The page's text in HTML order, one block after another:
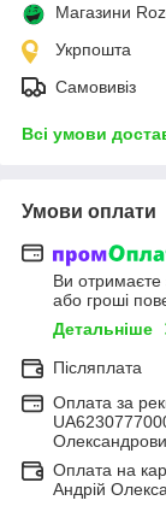
Магазини
Укрпошта
Самовивіз
Всі умови
Умови оплати
Ви
або гроші
Детальніше
Післяплата
Оплата за
Оплата на
Андрій